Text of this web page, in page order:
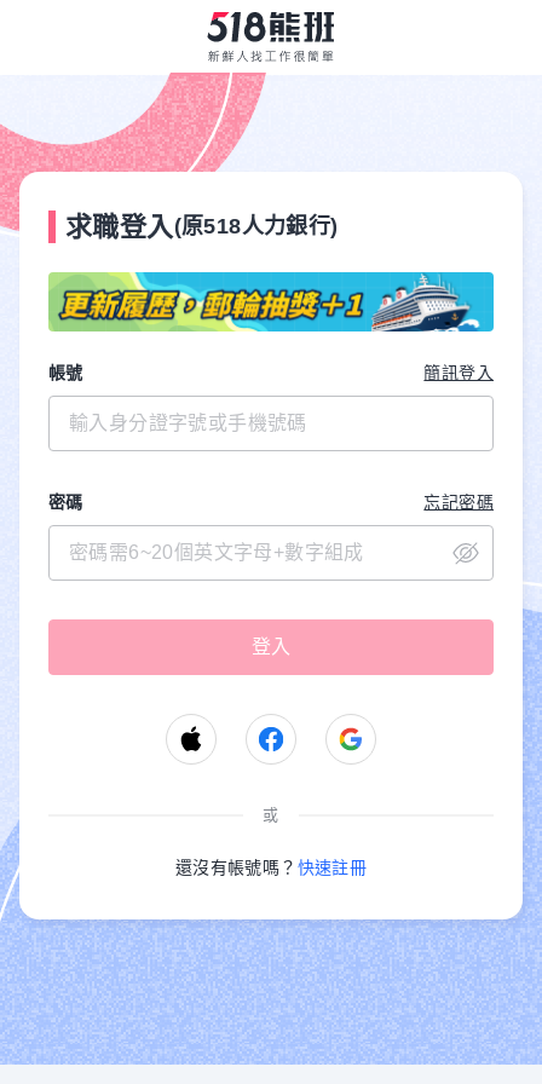
求職登入 (原518人力銀行)
帳號 簡訊登入
密碼 忘記密碼
或
還沒有帳號嗎？ 快速註冊